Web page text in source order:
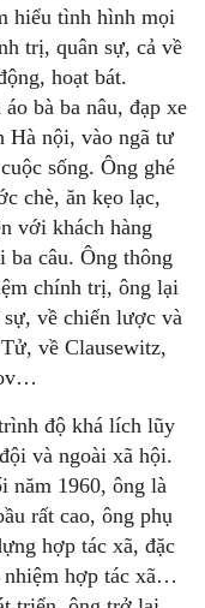
hiểu tình hình mọi
trị, quân sự, cả về
hoạt bát.
bà ba nâu, đạp xe
Hà nội, vào ngã tư
sống. Ông ghé
chè, ăn kẹo lạc,
với khách hàng
câu. Ông thông
chính trị, ông lại
sự, về chiến lược và
về Clausewitz,
độ khá lích lũy
và ngoài xã hội.
năm 1960, ông là
rất cao, ông phụ
hợp tác xã, đặc
nhiệm hợp tác xã…